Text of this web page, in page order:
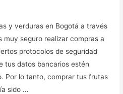
y verduras en Bogotá a través
muy seguro realizar compras a
protocolos de seguridad
tus datos bancarios estén
Por lo tanto, comprar tus frutas
sido …